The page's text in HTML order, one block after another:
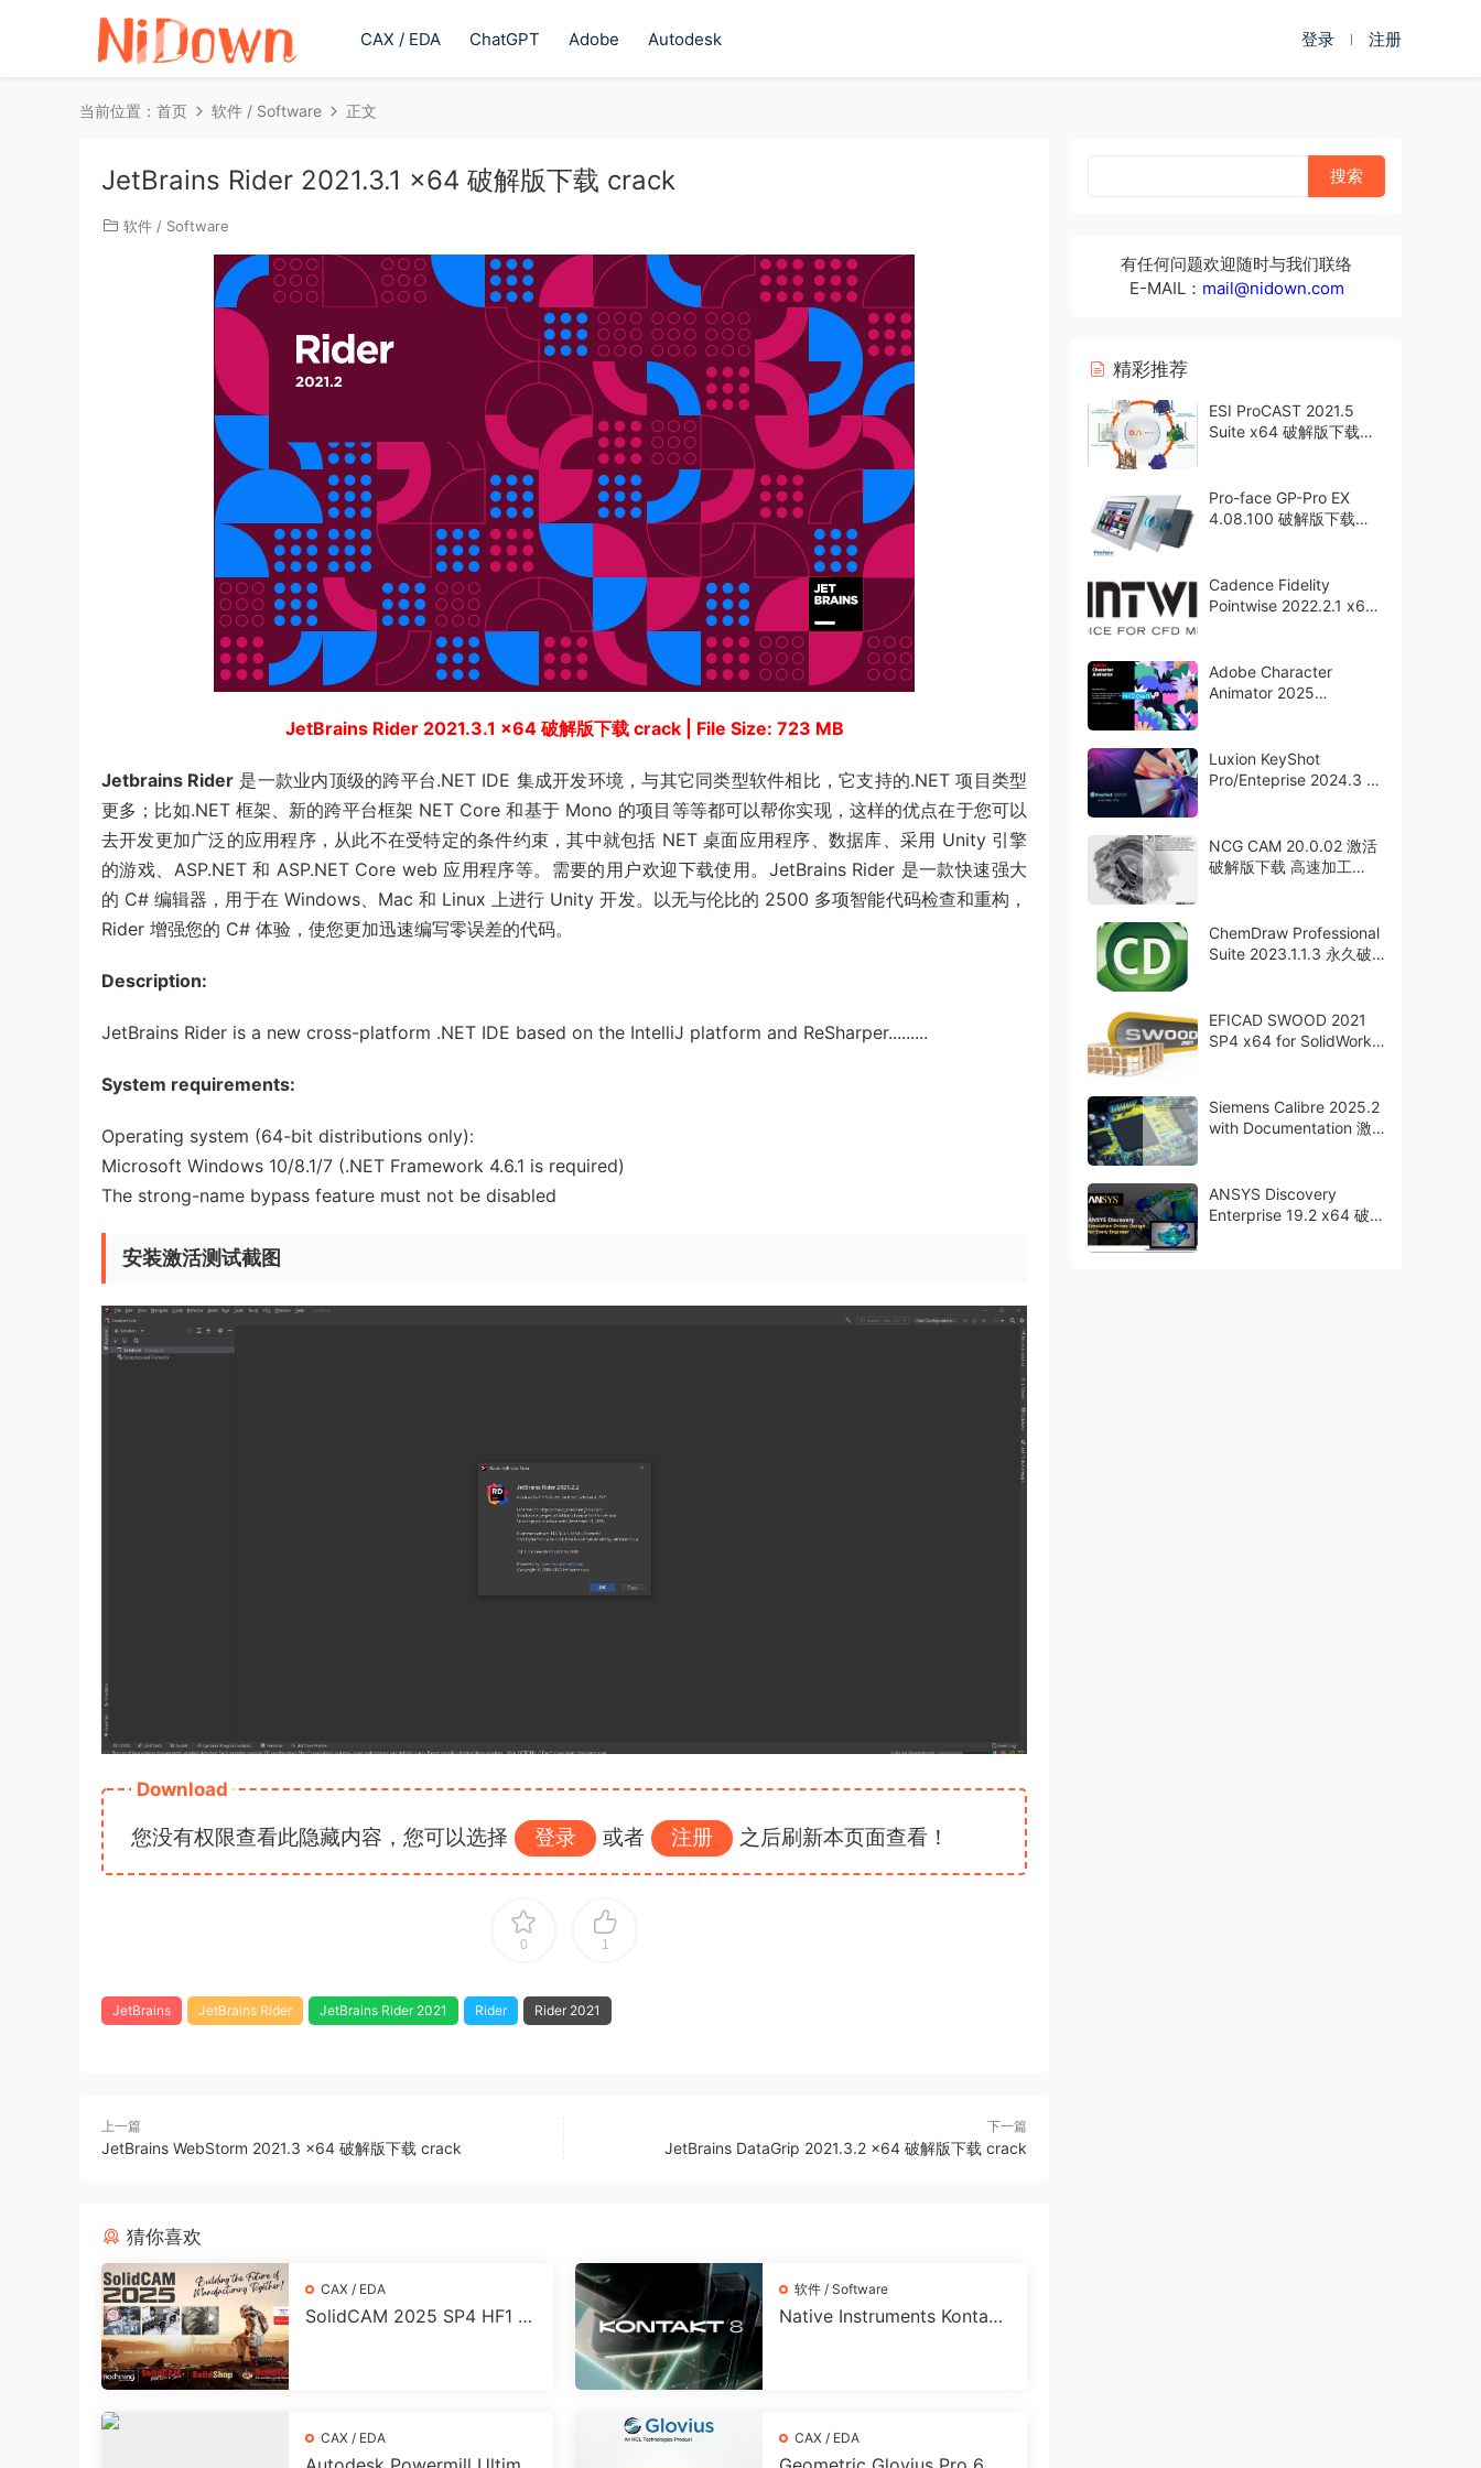
CAX / EDA ChatGPT Adobe Autodesk 登录 注册
当前位置： 首页 软件 / Software 正文
JetBrains Rider 2021.3.1 x64 破解版下载 crack
软件 / Software
JetBrains Rider 2021.3.1 x64 破解版下载 crack | File Size: 723 MB
Jetbrains Rider 是一款业内顶级的跨平台.NET IDE 集成开发环境，与其它同类型软件相比，它支持的.NET 项目类型
更多；比如.NET 框架、新的跨平台框架 NET Core 和基于 Mono 的项目等等都可以帮你实现，这样的优点在于您可以
去开发更加广泛的应用程序，从此不在受特定的条件约束，其中就包括 NET 桌面应用程序、数据库、采用 Unity 引擎
的游戏、ASP.NET 和 ASP.NET Core web 应用程序等。需要的用户欢迎下载使用。JetBrains Rider 是一款快速强大
的 C# 编辑器，用于在 Windows、Mac 和 Linux 上进行 Unity 开发。以无与伦比的 2500 多项智能代码检查和重构，
Rider 增强您的 C# 体验，使您更加迅速编写零误差的代码。
Description:
JetBrains Rider is a new cross-platform .NET IDE based on the IntelliJ platform and ReSharper.........
System requirements:
Operating system (64-bit distributions only):
Microsoft Windows 10/8.1/7 (.NET Framework 4.6.1 is required)
The strong-name bypass feature must not be disabled
安装激活测试截图
Download
您没有权限查看此隐藏内容，您可以选择 登录 或者 注册 之后刷新本页面查看！
0 1
JetBrains JetBrains Rider JetBrains Rider 2021 Rider Rider 2021
上一篇
JetBrains WebStorm 2021.3 x64 破解版下载 crack
下一篇
JetBrains DataGrip 2021.3.2 x64 破解版下载 crack
猜你喜欢
CAX / EDA
SolidCAM 2025 SP4 HF1 fo
软件 / Software
Native Instruments Kontakt
CAX / EDA CAX / EDA
有任何问题欢迎随时与我们联络
E-MAIL： mail@nidown.com
精彩推荐
ESI ProCAST 2021.5
Suite x64 破解版下载
Pro-face GP-Pro EX
4.08.100 破解版下载
Cadence Fidelity
Pointwise 2022.2.1 x64
Adobe Character
Animator 2025
Luxion KeyShot
Pro/Enteprise 2024.3 永
NCG CAM 20.0.02 激活
破解版下载 高速加工
ChemDraw Professional
Suite 2023.1.1.3 永久破
EFICAD SWOOD 2021
SP4 x64 for SolidWorks
Siemens Calibre 2025.2
with Documentation 激
ANSYS Discovery
Enterprise 19.2 x64 破解